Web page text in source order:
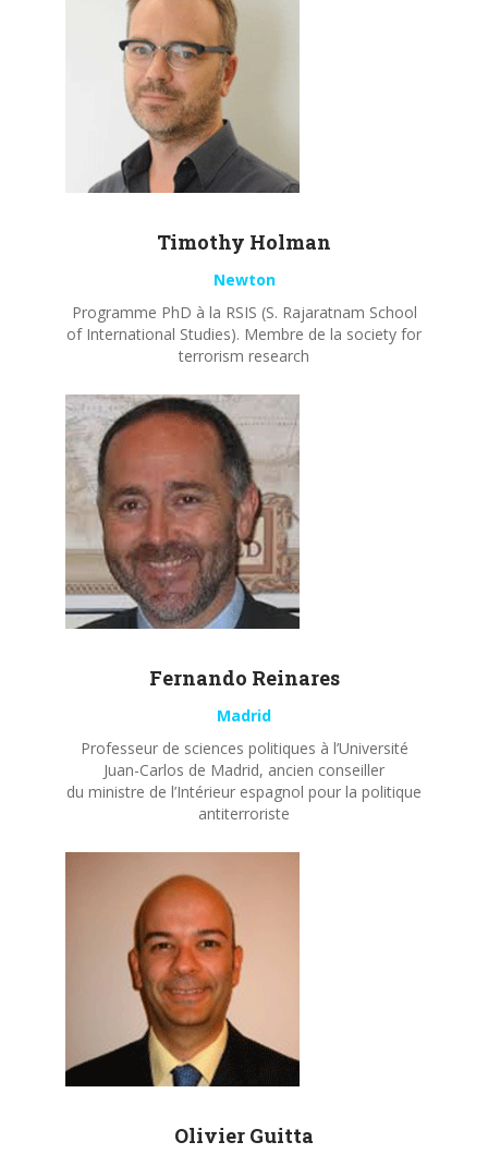
Timothy Holman
Newton
Programme PhD à la RSIS (S. Rajaratnam School
of International Studies). Membre de la society for
terrorism research
Fernando Reinares
Madrid
Professeur de sciences politiques à l’Université
Juan-Carlos de Madrid, ancien conseiller
du ministre de l’Intérieur espagnol pour la politique
antiterroriste
Olivier Guitta